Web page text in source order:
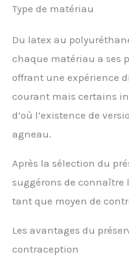
Type de matériau
Du latex au
chaque matériau a ses
offrant une expérience
courant mais certains
d’où l’existence de
agneau.
Après la sélection du
suggérons de connaître
tant que moyen de
Les avantages du
contraception